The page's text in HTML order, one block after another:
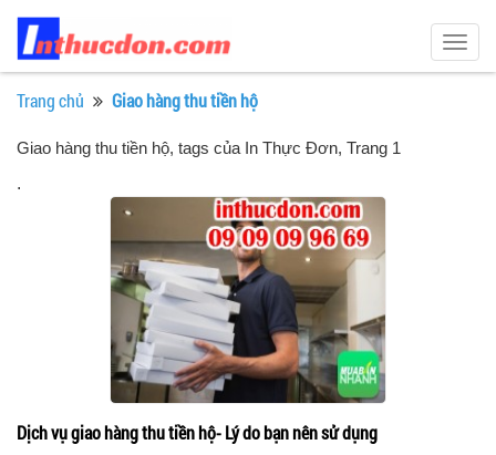
Trang chủ Giao hàng thu tiền hộ
Giao hàng thu tiền hộ, tags của In Thực Đơn, Trang 1
.
Dịch vụ giao hàng thu tiền hộ- Lý do bạn nên sử dụng